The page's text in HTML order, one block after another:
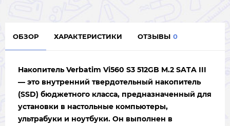
ОБЗОР ХАРАКТЕРИСТИКИ ОТЗЫВЫ 0
Накопитель Verbatim Vi560 S3 512GB M.2 SATA III
— это внутренний твердотельный накопитель
(SSD) бюджетного класса, предназначенный для
установки в настольные компьютеры,
ультрабуки и ноутбуки. Он выполнен в